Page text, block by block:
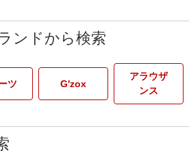
ンドから検索
ツ G'zox
アラウザ
ンス